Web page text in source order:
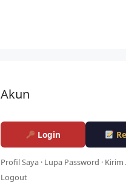
Akun
Login
Profil Saya · Lupa Password · Kirim
Logout